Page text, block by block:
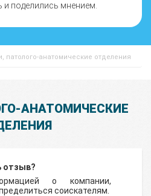
поделились мнением.
патолого-анатомические отделения
АНАТОМИЧЕСКИЕ
отзыв?
о компании,
соискателям.